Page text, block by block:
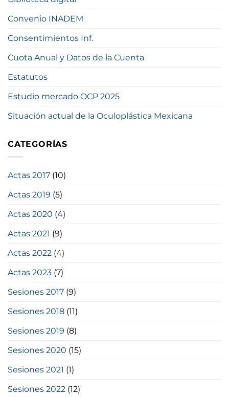
Convenio INADEM
Consentimientos Inf.
Cuota Anual y Datos de la Cuenta
Estatutos
Estudio mercado OCP 2025
Situación actual de la Oculoplástica Mexicana
CATEGORÍAS
Actas 2017 (10)
Actas 2019 (5)
Actas 2020 (4)
Actas 2021 (9)
Actas 2022 (4)
Actas 2023 (7)
Sesiones 2017 (9)
Sesiones 2018 (11)
Sesiones 2019 (8)
Sesiones 2020 (15)
Sesiones 2021 (1)
Sesiones 2022 (12)